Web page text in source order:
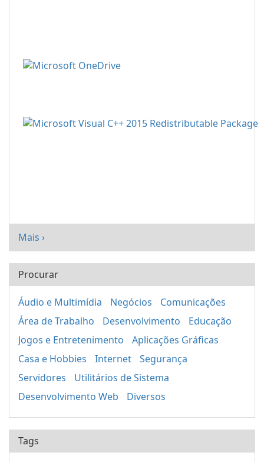
Mais ›
Procurar
Áudio e Multimídia Negócios
Comunicações
Área de Trabalho
Desenvolvimento
Educação
Jogos e Entretenimento
Aplicações Gráficas
Casa e Hobbies
Internet
Segurança
Servidores
Utilitários de Sistema
Desenvolvimento Web
Diversos
Tags